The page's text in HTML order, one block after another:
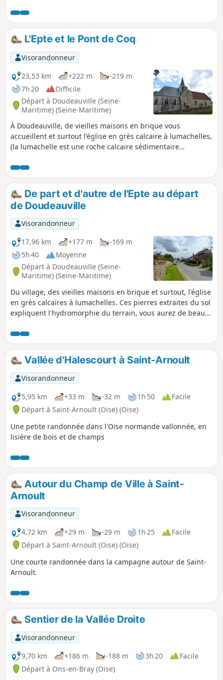
L'Epte et le Pont de Coq
Visorandonneur
23,53 km
+222 m
-219 m
7h 20
Difficile
Départ à Doudeauville (Seine-
Maritime) (Seine-Maritime)
À Doudeauville, de vieilles maisons en brique vous
accueillent et surtout l'église en grès calcaire à lumachelles,
(la lumachelle est une roche calcaire sédimentaire
de mollusques, généralement un marbre avec des débris
de coquilles). Le circuit permet de découvrir de beaux
points de vue sur le bocage de l'Epte, le Pont de Coq et bien
d'autres curiosités pour l’œil.
De part et d'autre de l'Epte au départ
de Doudeauville
Visorandonneur
17,96 km
+177 m
-169 m
5h 40
Moyenne
Départ à Doudeauville (Seine-
Maritime) (Seine-Maritime)
Du village, des vieilles maisons en brique et surtout, l'église
en grès calcaires à lumachelles. Ces pierres extraites du sol
expliquent l'hydromorphie du terrain, vous aurez de beaux
Saint-Étienne.
Vallée d'Halescourt à Saint-Arnoult
Visorandonneur
5,95 km
+33 m -32 m 1h 50
Facile
Départ à Saint-Arnoult (Oise) (Oise)
Une petite randonnée dans l'Oise normande vallonnée, en
lisière de bois et de champs
Autour du Champ de Ville à Saint-
Arnoult
Visorandonneur
4,72 km
+29 m -29 m 1h 25
Facile
Départ à Saint-Arnoult (Oise) (Oise)
Une courte randonnée dans la campagne autour de Saint-
Arnoult.
Sentier de la Vallée Droite
Visorandonneur
9,70 km
+186 m -188 m 3h 20
Facile
Départ à Ons-en-Bray (Oise)